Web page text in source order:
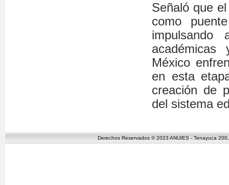
Señaló que
como
impulsando
académicas
México
en esta
creación de
del sistema
Derechos Reservados © 2023 ANUIES - Tenayuca